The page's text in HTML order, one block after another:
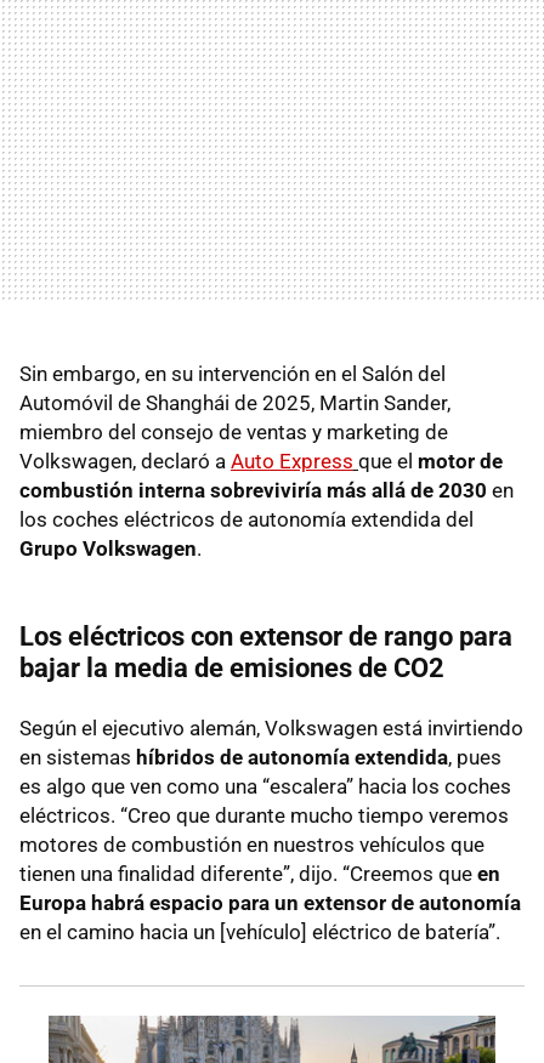
Sin embargo, en su intervención en el Salón del
Automóvil de Shanghái de 2025, Martin Sander,
miembro del consejo de ventas y marketing de
Volkswagen, declaró a Auto Express que el motor de
combustión interna sobreviviría más allá de 2030 en
los coches eléctricos de autonomía extendida del
Grupo Volkswagen.
Los eléctricos con extensor de rango para
bajar la media de emisiones de CO2
Según el ejecutivo alemán, Volkswagen está invirtiendo
en sistemas híbridos de autonomía extendida, pues
es algo que ven como una “escalera” hacia los coches
eléctricos. “Creo que durante mucho tiempo veremos
motores de combustión en nuestros vehículos que
tienen una finalidad diferente”, dijo. “Creemos que en
Europa habrá espacio para un extensor de autonomía
en el camino hacia un [vehículo] eléctrico de batería”.